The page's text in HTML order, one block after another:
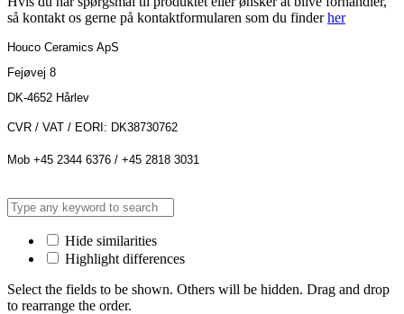
så kontakt os gerne på kontaktformularen som du finderher
Houco Ceramics ApS
Fejøvej 8
DK-4652 Hårlev
CVR / VAT / EORI: DK38730762
Mob +45 2344 6376 / +45 2818 3031
Hide similarities
Highlight differences
Select the fields to be shown. Others will be hidden. Drag and drop
to rearrange the order.